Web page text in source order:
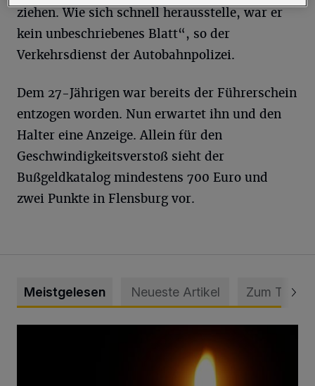
ziehen. Wie sich schnell herausstelle, war er
kein unbeschriebenes Blatt“, so der
Verkehrsdienst der Autobahnpolizei.
Dem 27-Jährigen war bereits der Führerschein
entzogen worden. Nun erwartet ihn und den
Halter eine Anzeige. Allein für den
Geschwindigkeitsverstoß sieht der
Bußgeldkatalog mindestens 700 Euro und
zwei Punkte in Flensburg vor.
Meistgelesen Neueste Artikel Zum Thema